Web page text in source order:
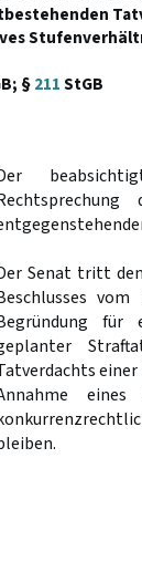
§211StGB
Senat tritt
für